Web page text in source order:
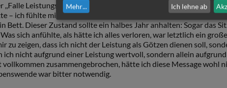
,,Falle Leistungsorientierung“ gefangen, dass ich eines Tages
– ich fühlte mich mit einfachen Aufgaben überfordert und legte
Bett. Dieser Zustand sollte ein halbes Jahr anhalten: Sogar das
sich anfühlte, als hätte ich alles verloren, war letztlich ein
zu zeigen, dass ich nicht der Leistung als Götzen dienen soll,
ich nicht aufgrund einer Leistung wertvoll, sondern allein
vollkommen zusammengebrochen, hätte ich diese Message wohl
war bitter notwendig.
Mehr... Ich lehne ab